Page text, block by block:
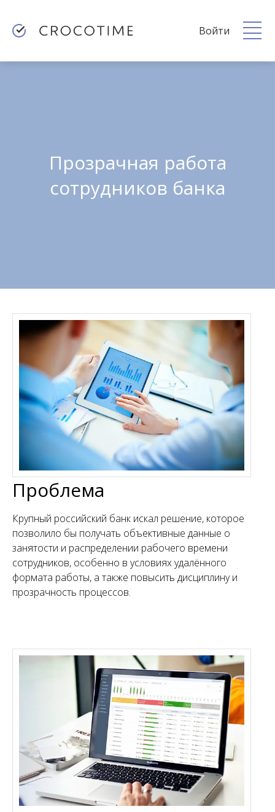
Войти
Прозрачная работа
сотрудников банка
Проблема
Крупный российский банк искал решение, которое
позволило бы получать объективные данные о
занятости и распределении рабочего времени
сотрудников, особенно в условиях удалённого
формата работы, а также повысить дисциплину и
прозрачность процессов.